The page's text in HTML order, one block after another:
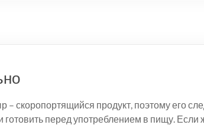
– скоропортящийся продукт, поэтому его
готовить перед употреблением в пищу. Если